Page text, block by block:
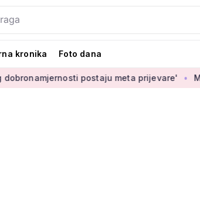
kronika Foto dana
postaju meta prijevare' Možete